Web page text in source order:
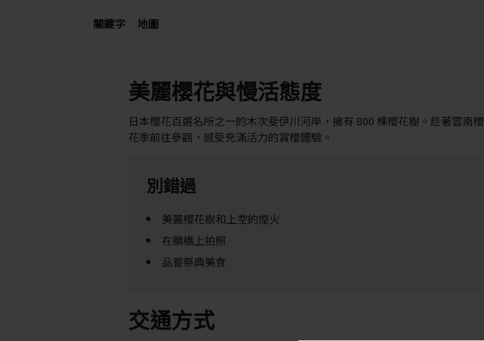
關鍵字 地圖
美麗櫻花與慢活態度
日本櫻花百選名所之一的木次斐伊川河岸，擁有 800 棵櫻花樹。趁著雲南櫻
花季前往參觀，感受充滿活力的賞櫻體驗。
別錯過
美麗櫻花樹和上空的煙火
在願橋上拍照
品嘗祭典美食
交通方式